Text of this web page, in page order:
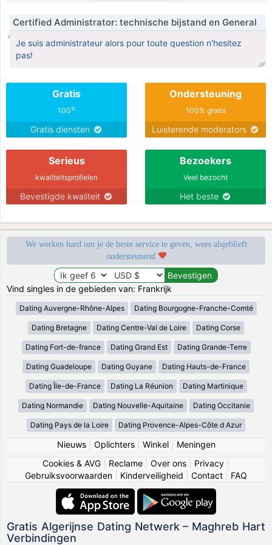
Certified Administrator: technische bijstand en General
Je suis administrateur alors pour toute question n'hesitez
pas!
Gratis
100%
Gratis diensten
Ondersteuning
100% gratis
Luisterende moderators
Serieus
kwaliteitsprofielen
Bevestigde kwaliteit
Bezoekers
Veel bezocht
Het beste
We werken hard om je de beste service te geven, wees alsjeblieft
ondersteunend
Vind singles in de gebieden van: Frankrijk
Dating Auvergne-Rhône-Alpes Dating Bourgogne-Franche-Comté
Dating Bretagne Dating Centre-Val de Loire Dating Corse
Dating Fort-de-france Dating Grand Est Dating Grande-Terre
Dating Guadeloupe Dating Guyane Dating Hauts-de-France
Dating Île-de-France Dating La Réunion Dating Martinique
Dating Normandie Dating Nouvelle-Aquitaine Dating Occitanie
Dating Pays de la Loire Dating Provence-Alpes-Côte d Azur
Nieuws| Oplichters| Winkel| Meningen
Cookies & AVG
Reclame Over ons Privacy
Gebruiksvoorwaarden
Kinderveiligheid Contact FAQ
Gratis Algerijnse Dating Netwerk – Maghreb Hart
Verbindingen